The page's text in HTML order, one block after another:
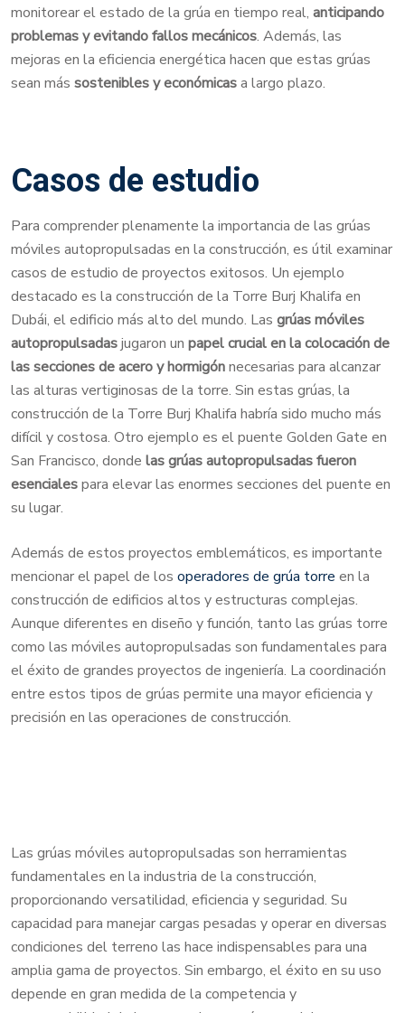
monitorear el estado de la grúa en tiempo real, anticipando
problemas y evitando fallos mecánicos. Además, las
mejoras en la eficiencia energética hacen que estas grúas
sean más sostenibles y económicasa largo plazo.
Casos de estudio
Para comprender plenamente la importancia de las grúas
móviles autopropulsadas en la construcción, es útil examinar
casos de estudio de proyectos exitosos. Un ejemplo
destacado es la construcción de la Torre Burj Khalifa en
Dubái, el edificio más alto del mundo. Las grúas móviles
autopropulsadasjugaron un papel crucial en la colocación de
las secciones de acero y hormigónnecesarias para alcanzar
las alturas vertiginosas de la torre. Sin estas grúas, la
construcción de la Torre Burj Khalifa habría sido mucho más
difícil y costosa. Otro ejemplo es el puente Golden Gate en
San Francisco, donde las grúas autopropulsadas fueron
esencialespara elevar las enormes secciones del puente en
su lugar.
Además de estos proyectos emblemáticos, es importante
mencionar el papel de los operadores de grúa torre en la
construcción de edificios altos y estructuras complejas.
Aunque diferentes en diseño y función, tanto las grúas torre
como las móviles autopropulsadas son fundamentales para
el éxito de grandes proyectos de ingeniería. La coordinación
entre estos tipos de grúas permite una mayor eficiencia y
precisión en las operaciones de construcción.
Las grúas móviles autopropulsadas son herramientas
fundamentales en la industria de la construcción,
proporcionando versatilidad, eficiencia y seguridad. Su
capacidad para manejar cargas pesadas y operar en diversas
condiciones del terreno las hace indispensables para una
amplia gama de proyectos. Sin embargo, el éxito en su uso
depende en gran medida de la competencia y